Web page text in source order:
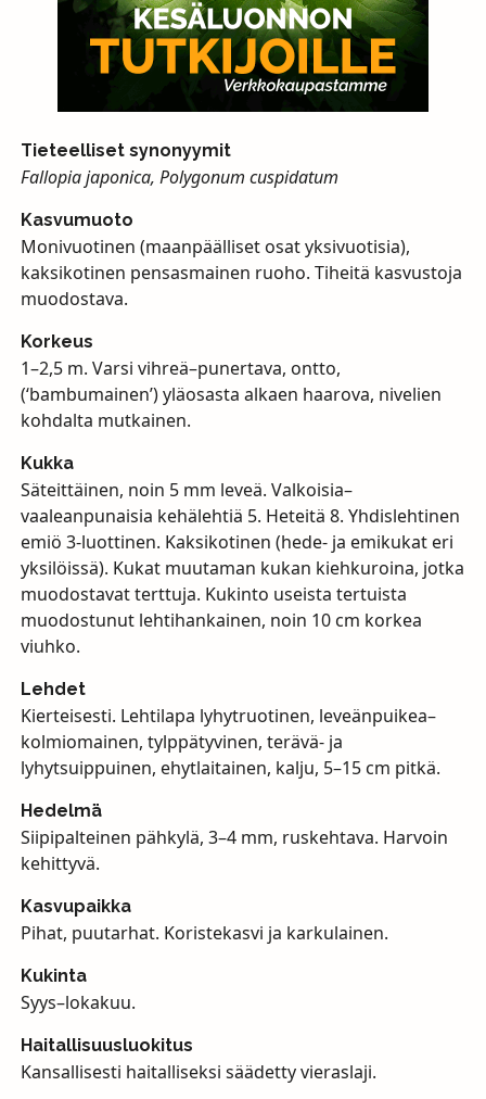
Tieteelliset synonyymit
Fallopia japonica, Polygonum cuspidatum
Kasvumuoto
Monivuotinen (maanpäälliset osat yksivuotisia),
kaksikotinen pensasmainen ruoho. Tiheitä kasvustoja
muodostava.
Korkeus
1–2,5 m. Varsi vihreä–punertava, ontto,
(‘bambumainen’) yläosasta alkaen haarova, nivelien
kohdalta mutkainen.
Kukka
Säteittäinen, noin 5 mm leveä. Valkoisia–
vaaleanpunaisia kehälehtiä 5. Heteitä 8. Yhdislehtinen
emiö 3-luottinen. Kaksikotinen (hede- ja emikukat eri
yksilöissä). Kukat muutaman kukan kiehkuroina, jotka
muodostavat terttuja. Kukinto useista tertuista
muodostunut lehtihankainen, noin 10 cm korkea
viuhko.
Lehdet
Kierteisesti. Lehtilapa lyhytruotinen, leveänpuikea–
kolmiomainen, tylppätyvinen, terävä- ja
lyhytsuippuinen, ehytlaitainen, kalju, 5–15 cm pitkä.
Hedelmä
Siipipalteinen pähkylä, 3–4 mm, ruskehtava. Harvoin
kehittyvä.
Kasvupaikka
Pihat, puutarhat. Koristekasvi ja karkulainen.
Kukinta
Syys–lokakuu.
Haitallisuusluokitus
Kansallisesti haitalliseksi säädetty vieraslaji.